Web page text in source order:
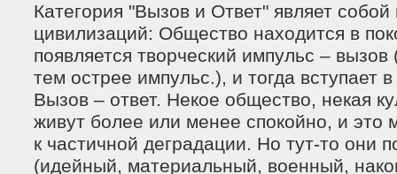
Категория "Вызов и Ответ" являет
цивилизаций: Общество находится в
появляется творческий импульс –
тем острее импульс.), и тогда вступает
Вызов – ответ. Некое общество, некая
живут более или менее спокойно, и это
к частичной деградации. Но тут-то они
(идейный, материальный, военный,